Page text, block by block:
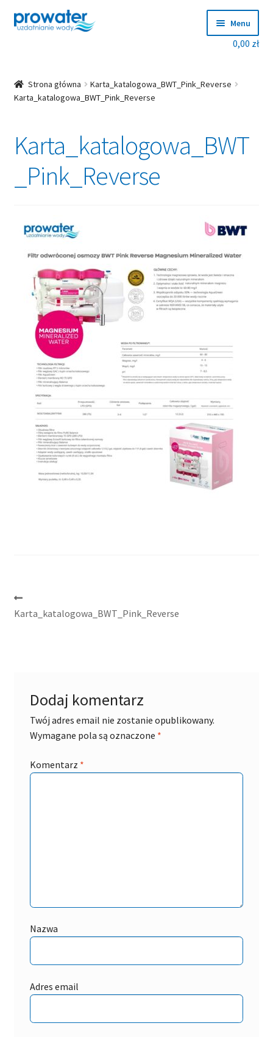
Przejdź
do
Przejdź
do
Menu
Rozwiń
Producenci
Blog
O nas
0,00 zł
Strona główna
Karta_katalogowa_BWT_Pink_Reverse
Karta_katalogowa_BWT_Pink_Reverse
Karta_katalogowa_BWT
_Pink_Reverse
Nawigacja
wpisu
wpis:
Karta_katalogowa_BWT_Pink_Reverse
Dodaj komentarz
Twój adres email nie zostanie opublikowany.
Wymagane pola są oznaczone *
Komentarz *
Nazwa
Adres email